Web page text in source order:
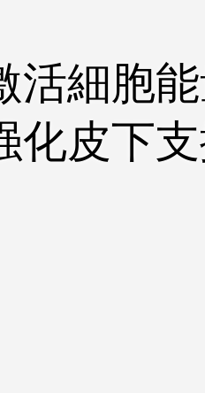
活細胞
化皮下